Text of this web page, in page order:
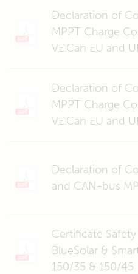
Declaration of
MPPT Charge
VE.Can EU and
Declaration of
MPPT Charge
VE.Can EU and
Declaration of
and CAN-bus
Certificate
BlueSolar &
150/35 & 150/45